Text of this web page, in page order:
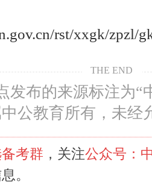
rst/xxgk/zpzl/
THE END
发布的来源标注为“
公教育所有，未经
考群 ，关注公众号：
。